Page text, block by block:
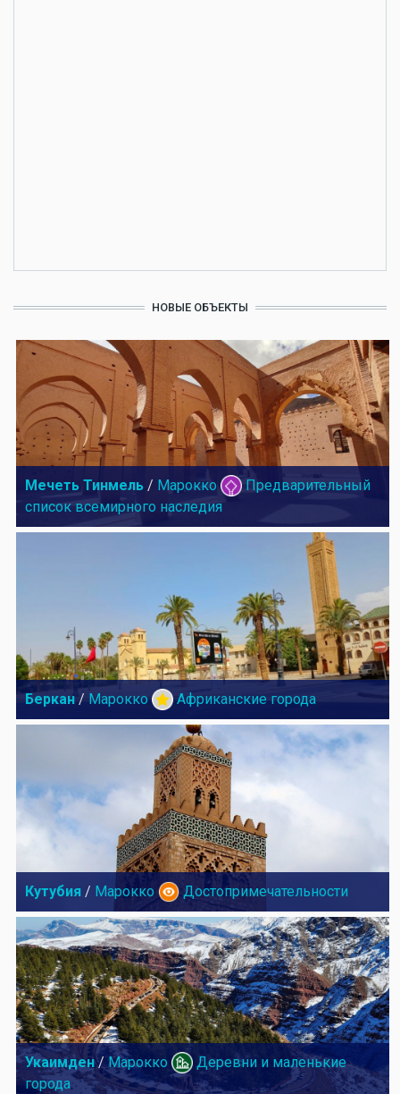
НОВЫЕ ОБЪЕКТЫ
Мечеть Тинмель / Марокко
Предварительный
список всемирного наследия
Беркан / Марокко Африканские города
Кутубия / Марокко Достопримечательности
Укаимден/ Марокко
Деревни и маленькие
города